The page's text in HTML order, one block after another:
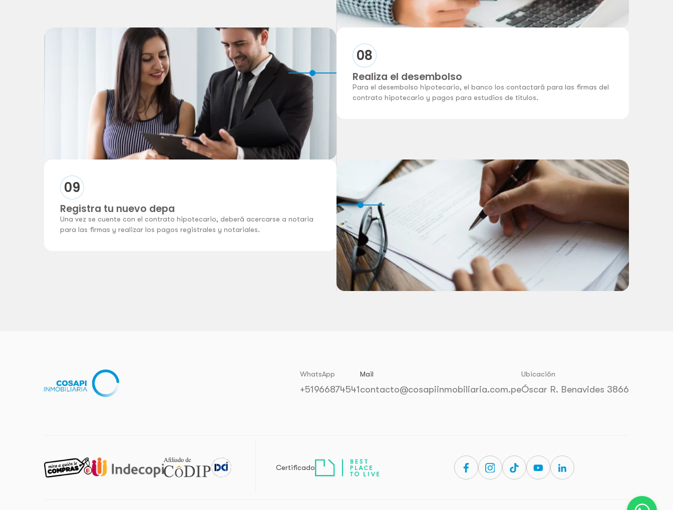
08
Realiza el desembolso
Para el desembolso hipotecario, el banco los contactará para las firmas del
contrato hipotecario y pagos para estudios de títulos.
09
Registra tu nuevo depa
Una vez se cuente con el contrato hipotecario, deberá acercarse a notaria
para las firmas y realizar los pagos registrales y notariales.
WhatsApp
+51966874541
Mail
contacto@cosapiinmobiliaria.com.pe
Ubicación
Óscar R. Benavides 3866
Certificado